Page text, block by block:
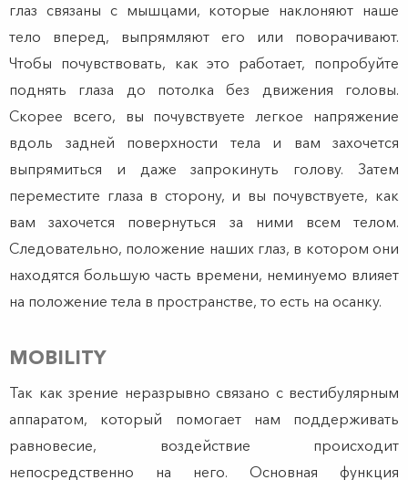
глаз связаны с мышцами, которые наклоняют наше
тело вперед, выпрямляют его или поворачивают.
Чтобы почувствовать, как это работает, попробуйте
поднять глаза до потолка без движения головы.
Скорее всего, вы почувствуете легкое напряжение
вдоль задней поверхности тела и вам захочется
выпрямиться и даже запрокинуть голову. Затем
переместите глаза в сторону, и вы почувствуете, как
вам захочется повернуться за ними всем телом.
Следовательно, положение наших глаз, в котором они
находятся большую часть времени, неминуемо влияет
на положение тела в пространстве, то есть на осанку.
MOBILITY
Так как зрение неразрывно связано с вестибулярным
аппаратом, который помогает нам поддерживать
равновесие, воздействие происходит
непосредственно на него. Основная функция